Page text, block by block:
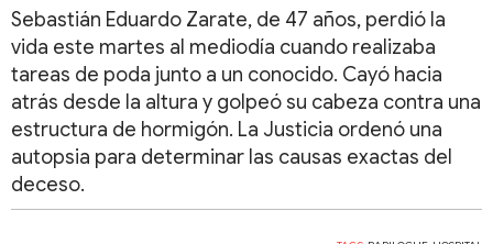
Sebastián Eduardo Zarate, de 47 años, perdió la
vida este martes al mediodía cuando realizaba
tareas de poda junto a un conocido. Cayó hacia
atrás desde la altura y golpeó su cabeza contra una
estructura de hormigón. La Justicia ordenó una
autopsia para determinar las causas exactas del
deceso.